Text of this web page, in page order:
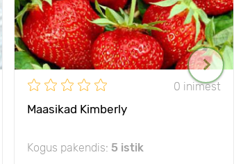
0 inimest
Maasikad Kimberly
Kogus pakendis: 5 istik